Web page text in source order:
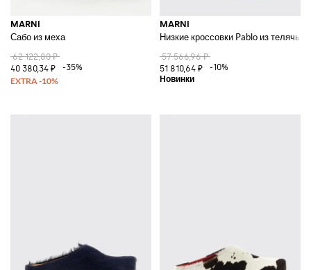
MARNI
Сабо из меха
62 122,80 ₽
40 380,34 ₽
-35%
MARNI
Низкие кроссовки Pablo из
57 566,96 ₽
51 810,64 ₽
-10%